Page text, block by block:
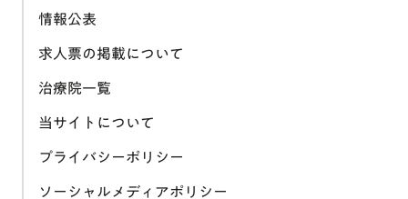
情報公表
求人票の掲載について
治療院一覧
当サイトについて
プライバシーポリシー
ソーシャルメディアポリシー